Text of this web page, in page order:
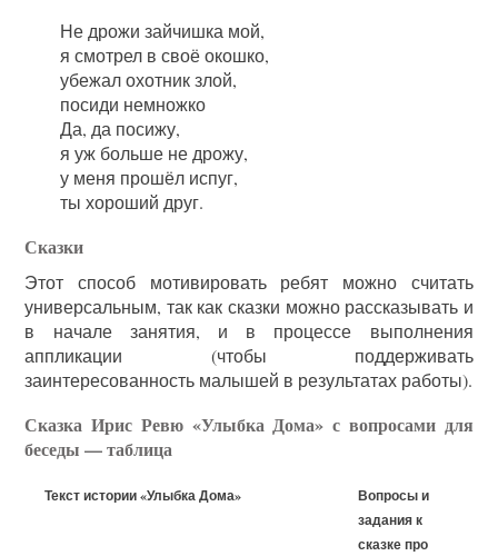
Не дрожи зайчишка мой,
я смотрел в своё окошко,
убежал охотник злой,
посиди немножко
Да, да посижу,
я уж больше не дрожу,
у меня прошёл испуг,
ты хороший друг.
Сказки
Этот способ мотивировать ребят можно считать
универсальным, так как сказки можно рассказывать и
в начале занятия, и в процессе выполнения
аппликации (чтобы поддерживать
заинтересованность малышей в результатах работы).
Сказка Ирис Ревю «Улыбка Дома» с вопросами для
беседы — таблица
Текст истории «Улыбка Дома»
Вопросы и
задания к
сказке про